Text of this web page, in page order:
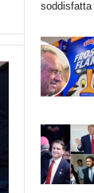
soddisfatta